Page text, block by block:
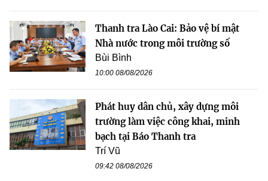
Thanh tra Lào Cai: Bảo vệ bí mật
Nhà nước trong môi trường số
Bùi Bình
10:00 08/08/2026
Phát huy dân chủ, xây dựng môi
trường làm việc công khai, minh
bạch tại Báo Thanh tra
Trí Vũ
09:42 08/08/2026